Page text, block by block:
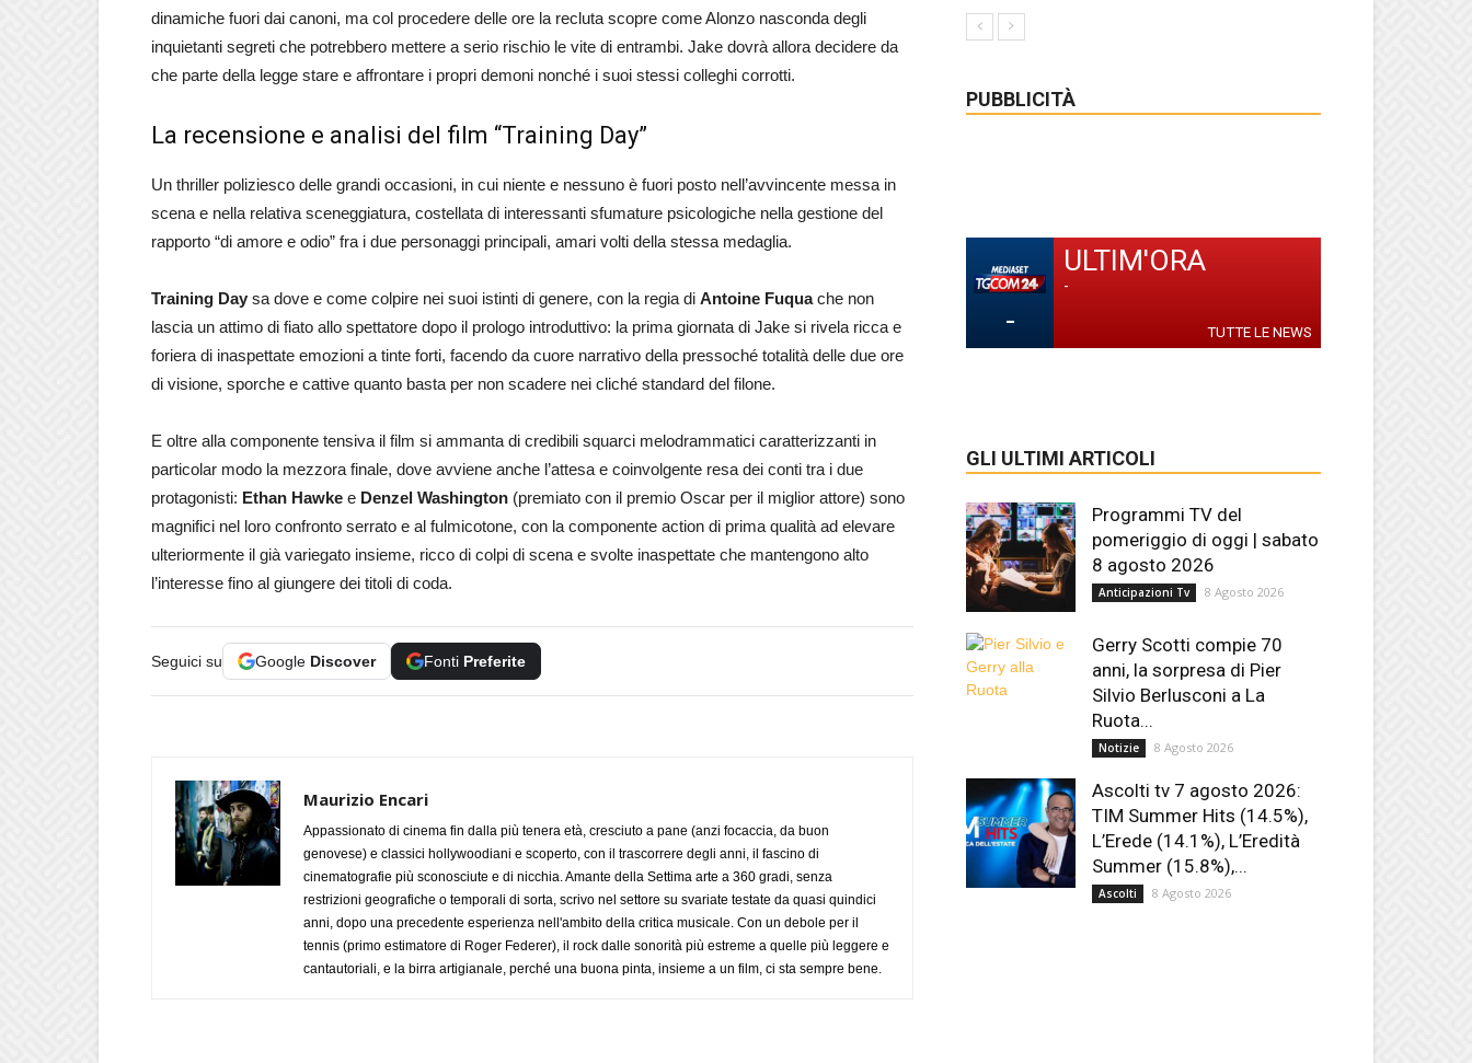
dinamiche fuori dai canoni, ma col procedere delle ore la recluta scopre come Alonzo nasconda degli
inquietanti segreti che potrebbero mettere a serio rischio le vite di entrambi. Jake dovrà allora decidere da
che parte della legge stare e affrontare i propri demoni nonché i suoi stessi colleghi corrotti.
La recensione e analisi del film “Training Day”
Un thriller poliziesco delle grandi occasioni, in cui niente e nessuno è fuori posto nell’avvincente messa in
scena e nella relativa sceneggiatura, costellata di interessanti sfumature psicologiche nella gestione del
rapporto “di amore e odio” fra i due personaggi principali, amari volti della stessa medaglia.
Training Day sa dove e come colpire nei suoi istinti di genere, con la regia di Antoine Fuquache non
lascia un attimo di fiato allo spettatore dopo il prologo introduttivo: la prima giornata di Jake si rivela ricca e
foriera di inaspettate emozioni a tinte forti, facendo da cuore narrativo della pressoché totalità delle due ore
di visione, sporche e cattive quanto basta per non scadere nei cliché standard del filone.
E oltre alla componente tensiva il film si ammanta di credibili squarci melodrammatici caratterizzanti in
particolar modo la mezzora finale, dove avviene anche l’attesa e coinvolgente resa dei conti tra i due
protagonisti: Ethan Hawke e Denzel Washington (premiato con il premio Oscar per il miglior attore) sono
magnifici nel loro confronto serrato e al fulmicotone, con la componente action di prima qualità ad elevare
ulteriormente il già variegato insieme, ricco di colpi di scena e svolte inaspettate che mantengono alto
l’interesse fino al giungere dei titoli di coda.
Seguici su Google Discover Fonti Preferite
Maurizio Encari
Appassionato di cinema fin dalla più tenera età, cresciuto a pane (anzi focaccia, da buon
genovese) e classici hollywoodiani e scoperto, con il trascorrere degli anni, il fascino di
cinematografie più sconosciute e di nicchia. Amante della Settima arte a 360 gradi, senza
restrizioni geografiche o temporali di sorta, scrivo nel settore su svariate testate da quasi quindici
anni, dopo una precedente esperienza nell'ambito della critica musicale. Con un debole per il
tennis (primo estimatore di Roger Federer), il rock dalle sonorità più estreme a quelle più leggere e
cantautoriali, e la birra artigianale, perché una buona pinta, insieme a un film, ci sta sempre bene.
PUBBLICITÀ
-
ULTIM'ORA
-
TUTTE LE NEWS
GLI ULTIMI ARTICOLI
Programmi TV del
pomeriggio di oggi | sabato
8 agosto 2026
Anticipazioni Tv 8 Agosto 2026
Gerry Scotti compie 70
anni, la sorpresa di Pier
Silvio Berlusconi a La
Ruota...
Notizie 8 Agosto 2026
Ascolti tv 7 agosto 2026:
TIM Summer Hits (14.5%),
L’Erede (14.1%), L’Eredità
Summer (15.8%),...
Ascolti 8 Agosto 2026